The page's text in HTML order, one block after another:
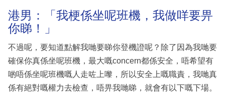
港男：「我梗係坐呢班機，我做咩要畀
你睇！」
不過呢，要知道點解我哋要睇你登機證呢？除了因為我哋要
確保你真係坐呢班機，最大嘅concern都係安全，唔希望有
啲唔係坐呢班機嘅人走咗上嚟，所以安全上嘅職責，我哋真
係有絕對嘅權力去檢查，唔畀我哋睇，就會有以下嘅下場。